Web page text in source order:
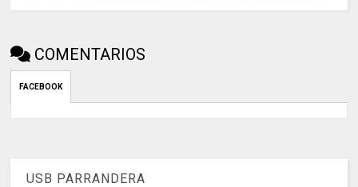
COMENTARIOS
FACEBOOK
USB PARRANDERA